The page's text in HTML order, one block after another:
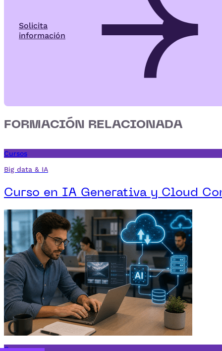
Solicita
información
FORMACIÓN RELACIONADA
Cursos
Big data & IA
Curso en IA Generativa y Cloud
Cursos